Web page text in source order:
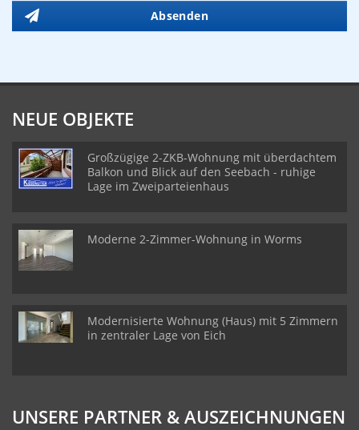
Absenden
NEUE OBJEKTE
Großzügige 2-ZKB-Wohnung mit überdachtem
Balkon und Blick auf den Seebach - ruhige
Lage im Zweiparteienhaus
Moderne 2-Zimmer-Wohnung in Worms
Modernisierte Wohnung (Haus) mit 5 Zimmern
in zentraler Lage von Eich
UNSERE PARTNER & AUSZEICHNUNGEN